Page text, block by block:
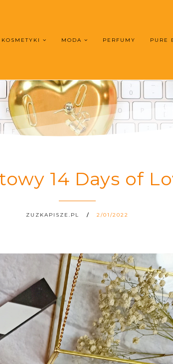
KOSMETYKI MODA PERFUMY PURE
14 Days of
ZUZKAPISZE.PL 2/01/2022